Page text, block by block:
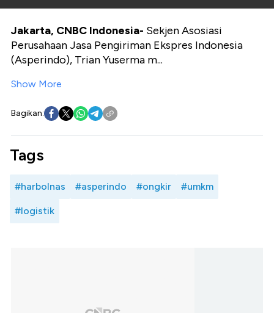
Jakarta, CNBC Indonesia- Sekjen Asosiasi
Perusahaan Jasa Pengiriman Ekspres Indonesia
(Asperindo), Trian Yuserma m...
Show More
Bagikan:
Tags
#harbolnas #asperindo #ongkir #umkm
#logistik